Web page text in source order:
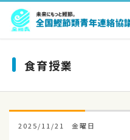
食育授業
2025/11/21 金曜日